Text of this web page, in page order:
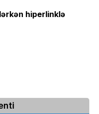
hiperlinklə